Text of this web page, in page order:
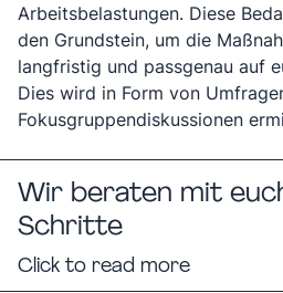
Arbeitsbelastungen. Diese
den Grundstein, um die
langfristig und passgenau auf
Dies wird in Form von
Fokusgruppendiskussionen
Wir beraten mit
Schritte
Click to read more